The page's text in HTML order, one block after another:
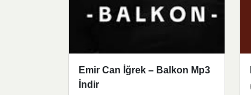
Emir Can İğrek – Balkon Mp3
İndir